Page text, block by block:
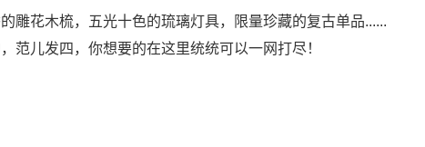
花木梳，五光十色的琉璃灯具，限量珍藏的复古单品......
范儿发四，你想要的在这里统统可以一网打尽！